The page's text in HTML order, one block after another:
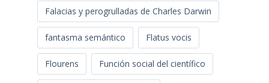
Falacias y perogrulladas de Charles Darwin
fantasma semántico Flatus vocis
Flourens Función social del científico